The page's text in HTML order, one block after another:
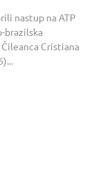
nastup na ATP
brazilska
Cristiana